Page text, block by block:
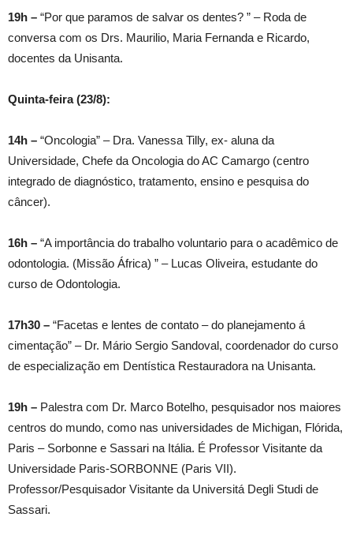
19h – “Por que paramos de salvar os dentes? ” – Roda de
conversa com os Drs. Maurilio, Maria Fernanda e Ricardo,
docentes da Unisanta.
Quinta-feira (23/8):
14h – “Oncologia” – Dra. Vanessa Tilly, ex- aluna da
Universidade, Chefe da Oncologia do AC Camargo (centro
integrado de diagnóstico, tratamento, ensino e pesquisa do
câncer).
16h – “A importância do trabalho voluntario para o acadêmico de
odontologia. (Missão África) ” – Lucas Oliveira, estudante do
curso de Odontologia.
17h30 – “Facetas e lentes de contato – do planejamento á
cimentação” – Dr. Mário Sergio Sandoval, coordenador do curso
de especialização em Dentística Restauradora na Unisanta.
19h – Palestra com Dr. Marco Botelho, pesquisador nos maiores
centros do mundo, como nas universidades de Michigan, Flórida,
Paris – Sorbonne e Sassari na Itália. É Professor Visitante da
Universidade Paris-SORBONNE (Paris VII).
Professor/Pesquisador Visitante da Universitá Degli Studi de
Sassari.